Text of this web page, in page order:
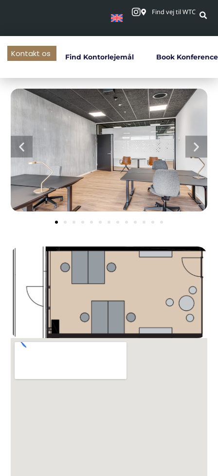
Find vej til WTC
Find Kontorlejemål Book Konference
Kontakt os